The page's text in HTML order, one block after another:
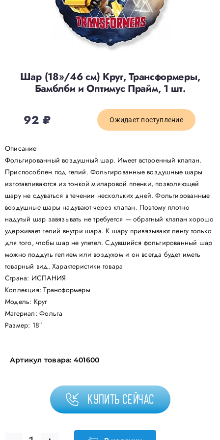
Отзывы
Контакты
Политика конфиденциальности
Шар (18»/46 см) Круг, Трансформеры,
Бамблби и Оптимус Прайм, 1 шт.
92 ₽ Ожидает поступление
Описание
Фольгированный воздушный шар. Имеет встроенный клапан.
Приспособлен под гелий. Фольгированные воздушные шары
изготавливаются из тонкой миларовой пленки, позволяющей
шару не сдуваться в течении нескольких дней. Фольгированные
воздушные шары надувают через клапан. Поэтому плотно
надутый шар завязывать не требуется — обратный клапан хорошо
удерживает гелий внутри шара. К шару привязывают ленту только
для того, чтобы шар не улетел. Сдувшийся фольгированный шар
можно поддуть гелием или воздухом и он всегда будет иметь
товарный вид. Характеристики товара
Страна: ИСПАНИЯ
Коллекция: Трансформеры
Модель: Круг
Материал: Фольга
Размер: 18″
Артикул товара: 401600
Купить сейчас